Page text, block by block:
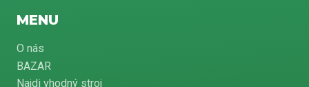
MENU
O nás
BAZAR
Najdi vhodný stroj